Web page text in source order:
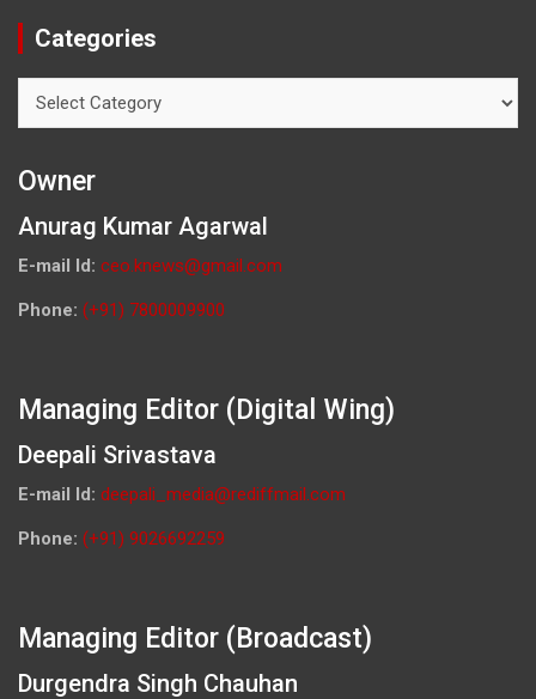
Categories
Owner
Anurag Kumar Agarwal
E-mail Id: ceo.knews@gmail.com
Phone: (+91) 7800009900
Managing Editor (Digital Wing)
Deepali Srivastava
E-mail Id: deepali_media@rediffmail.com
Phone: (+91) 9026692259
Managing Editor (Broadcast)
Durgendra Singh Chauhan